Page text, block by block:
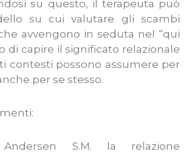
su questo, il terapeuta può
su cui valutare gli scambi
avvengono in seduta nel “qui
di capire il significato relazionale
contesti possono assumere per
per se stesso.
S.M. la relazione